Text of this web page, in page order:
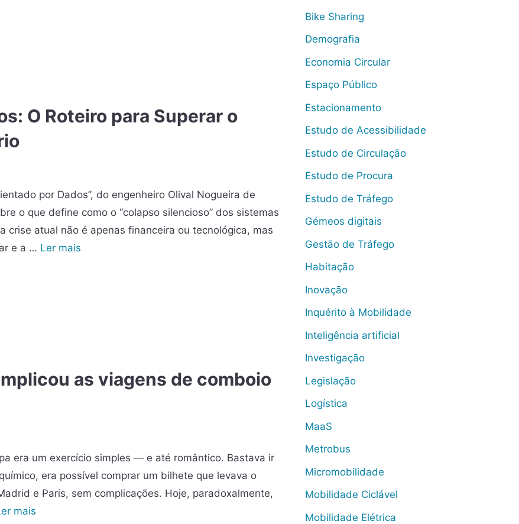
O Roteiro para Superar o
por Dados”, do engenheiro Olival Nogueira de
o que define como o “colapso silencioso” dos sistemas
crise atual não é apenas financeira ou tecnológica, mas
e a … Ler mais
as viagens de comboio
era um exercício simples — e até romântico. Bastava ir
era possível comprar um bilhete que levava o
e Paris, sem complicações. Hoje, paradoxalmente,
mais
Bike Sharing
Demografia
Economia Circular
Espaço Público
Estacionamento
Estudo de Acessibilidade
Estudo de Circulação
Estudo de Procura
Estudo de Tráfego
Gémeos digitais
Gestão de Tráfego
Habitação
Inovação
Inquérito à Mobilidade
Inteligência artificial
Investigação
Legislação
Logística
MaaS
Metrobus
Micromobilidade
Mobilidade Ciclável
Mobilidade Elétrica